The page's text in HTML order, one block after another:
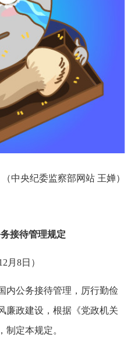
（中央纪委监察部网站 王婵）
接待管理规定
月8日）
公务接待管理，厉行勤俭
廉政建设，根据《党政机关
制定本规定。